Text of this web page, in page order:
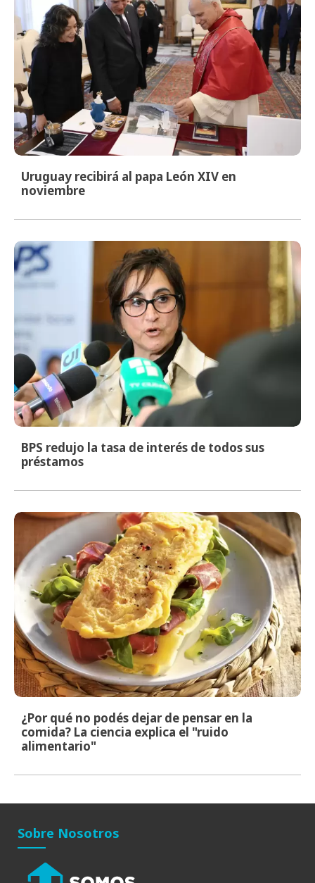
Uruguay recibirá al papa León XIV en
noviembre
BPS redujo la tasa de interés de todos sus
préstamos
¿Por qué no podés dejar de pensar en la
comida? La ciencia explica el "ruido
alimentario"
Sobre Nosotros